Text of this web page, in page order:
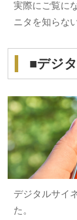
実際にご覧に
ニタを知らな
■デジ
デジタルサイ
た。